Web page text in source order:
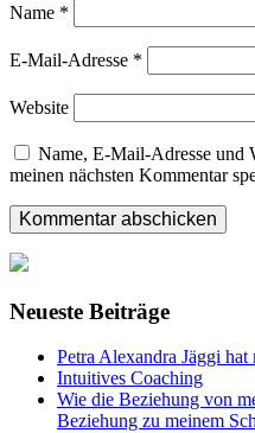
Name *
E-Mail-Adresse *
Website
Name, E-Mail-Adresse und
meinen nächsten Kommentar
Neueste Beiträge
Petra Alexandra Jäggi
Intuitives Coaching
Wie die Beziehung von
Beziehung zu meinem